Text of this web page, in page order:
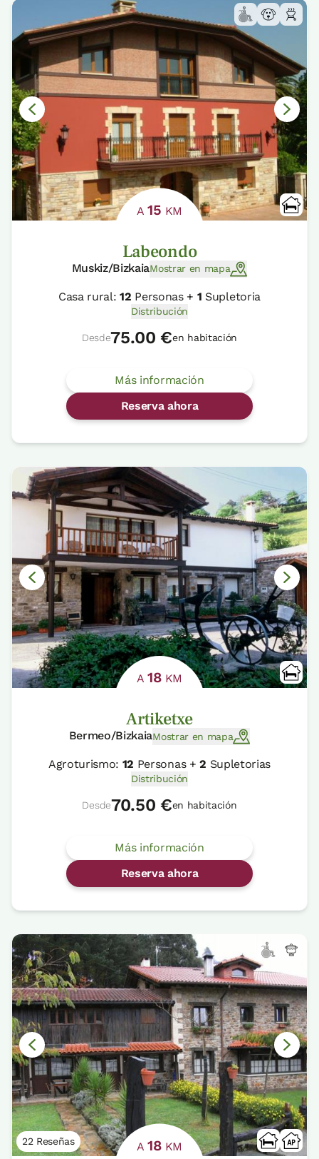
A15 KM
Labeondo
Muskiz/BizkaiaMostrar en mapa
Casa rural:12 Personas + 1 Supletoria
Distribución
Desde75.00 €en habitación
Más información
Reserva ahora
A18KM
Artiketxe
Bermeo/BizkaiaMostrar en mapa
Agroturismo: 12 Personas +2 Supletorias
Distribución
Desde70.50 €en habitación
Más información
Reserva ahora
22 Reseñas A18KM